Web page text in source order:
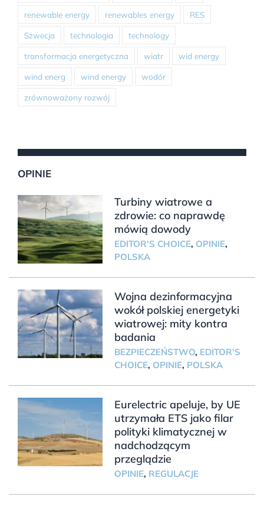
renewable energy renewables energy RES
Szwecja technologia technology
transformacja energetyczna wiatr wid energy
wind energ wind energy wodór
zrównoważony rozwój
OPINIE
Turbiny wiatrowe a
zdrowie: co naprawdę
mówią dowody
EDITOR'S CHOICE, OPINIE,
POLSKA
Wojna dezinformacyjna
wokół polskiej energetyki
wiatrowej: mity kontra
badania
BEZPIECZEŃSTWO, EDITOR'S
CHOICE, OPINIE, POLSKA
Eurelectric apeluje, by UE
utrzymała ETS jako filar
polityki klimatycznej w
nadchodzącym
przeglądzie
OPINIE, REGULACJE